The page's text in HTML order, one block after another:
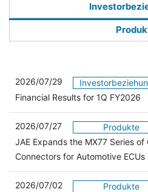
2026/07/29
Financial Results for 1Q FY2026
2026/07/27
Produkte
JAE Expands the MX77 Series
Connectors for Automotive ECUs
2026/07/02
Produkte